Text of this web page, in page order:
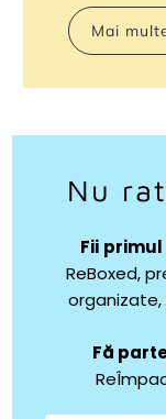
Mai
Nu
Fii primul
ReBoxed,
Fă